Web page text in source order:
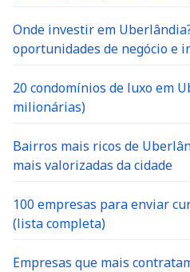
Onde investir em
oportunidades de negócio e
20 condomínios de luxo em
milionárias)
Bairros mais ricos de
mais valorizadas da cidade
100 empresas para enviar
(lista completa)
Empresas que mais